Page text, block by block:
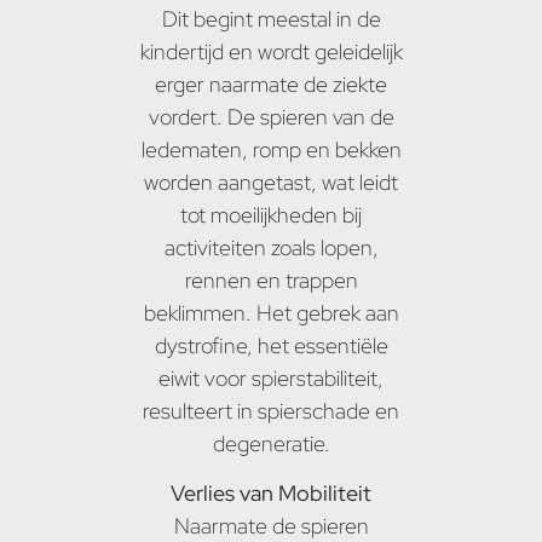
Dit begint meestal in de
kindertijd en wordt geleidelijk
erger naarmate de ziekte
vordert. De spieren van de
ledematen, romp en bekken
worden aangetast, wat leidt
tot moeilijkheden bij
activiteiten zoals lopen,
rennen en trappen
beklimmen. Het gebrek aan
dystrofine, het essentiële
eiwit voor spierstabiliteit,
resulteert in spierschade en
degeneratie.
Verlies van Mobiliteit
Naarmate de spieren